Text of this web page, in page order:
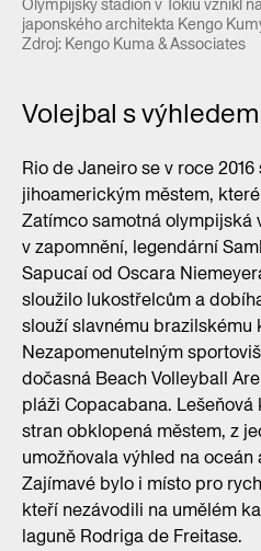
Olympijský stadion v Tokiu vznikl
japonského architekta Kengo
Zdroj: Kengo Kuma & Associates
Volejbal s
Rio de Janeiro se v roce
jihoamerickým městem,
Zatímco samotná olympijská
v zapomnění, legendární
Sapucaí od Oscara
sloužilo lukostřelcům a
slouží slavnému brazilskému
Nezapomenutelným
dočasná Beach Volleyball
pláži Copacabana.
stran obklopená městem, z
umožňovala výhled na
Zajímavé bylo i místo pro
kteří nezávodili na umělém
laguně Rodriga de Freitase.